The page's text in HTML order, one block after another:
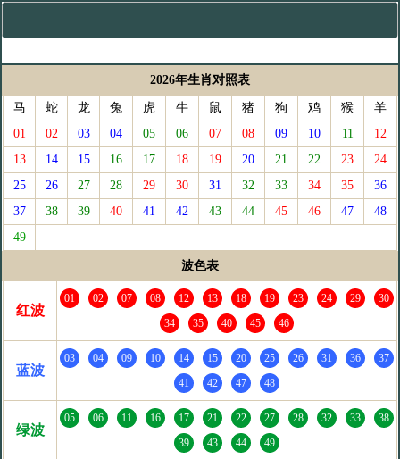
2026年生肖对照表
马 蛇 龙 兔 虎 牛 鼠 猪 狗 鸡 猴
羊
01
02 03 04 05 06 07 08 09 10 11
12
13
14 15 16 17 18 19 20 21 22 23
24
25
26 27 28 29 30 31 32 33 34 35
36
37
38 39 40 41 42 43 44 45 46 47
48
49
波色表
红波
01 02 07 08 12 13 18 19 23 24 29
30
34
35 40 45 46
蓝波
03 04 09 10 14 15 20 25 26 31 36
37
41
42 47 48
绿波
05 06 11 16 17 21 22 27 28 32 33
38
39
43 44 49